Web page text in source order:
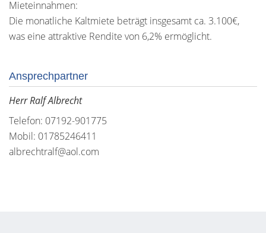
Mieteinnahmen:
Die monatliche Kaltmiete beträgt insgesamt ca. 3.100€,
was eine attraktive Rendite von 6,2% ermöglicht.
Ansprechpartner
Herr Ralf Albrecht
Telefon: 07192-901775
Mobil: 01785246411
albrechtralf@aol.com